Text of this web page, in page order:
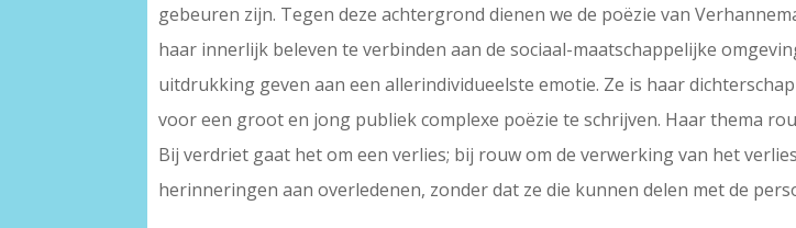
gebeuren zijn. Tegen deze achtergrond dienen we de poëzie van
haar innerlijk beleven te verbinden aan de sociaal-maatschappelijke
uitdrukking geven aan een allerindividueelste emotie. Ze is haar
voor een groot en jong publiek complexe poëzie te schrijven. Haar thema
Bij verdriet gaat het om een verlies; bij rouw om de verwerking van het
herinneringen aan overledenen, zonder dat ze die kunnen delen met de